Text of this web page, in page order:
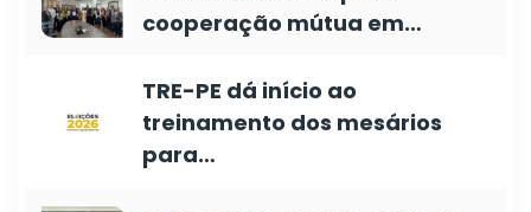
cooperação mútua em…
TRE-PE dá início ao
treinamento dos mesários
para…